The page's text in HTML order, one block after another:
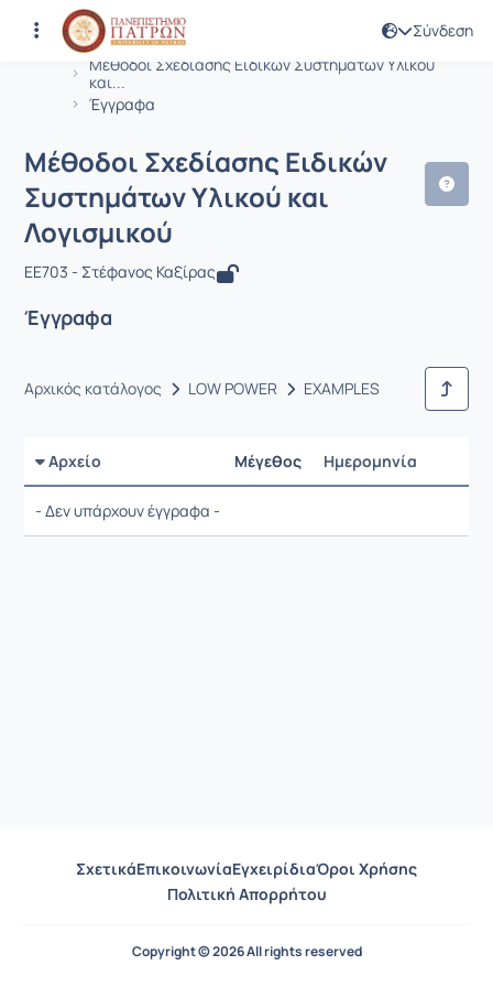
Σύνδεση
Αρχική Σελίδα
Μέθοδοι Σχεδίασης Ειδικών Συστημάτων Υλικού
και...
Έγγραφα
Μάθημα : Μέθοδοι Σχεδίασης
Κωδικός : EE703
Μέθοδοι Σχεδίασης Ειδικών
Συστημάτων Υλικού και
Λογισμικού
EE703 - Στέφανος Καξίρας
Έγγραφα
Αρχικός κατάλογος LOW POWER EXAMPLES
Αρχείο Μέγεθος Ημερομηνία
- Δεν υπάρχουν έγγραφα -
ΣχετικάΕπικοινωνίαΕγχειρίδιαΌροι Χρήσης
Πολιτική Απορρήτου
Copyright © 2026 All rights reserved